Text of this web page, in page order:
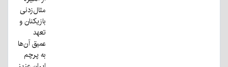
مثال‌زدنی
بازیکنان و
تعهد
عمیق آن‌ها
به پرچم